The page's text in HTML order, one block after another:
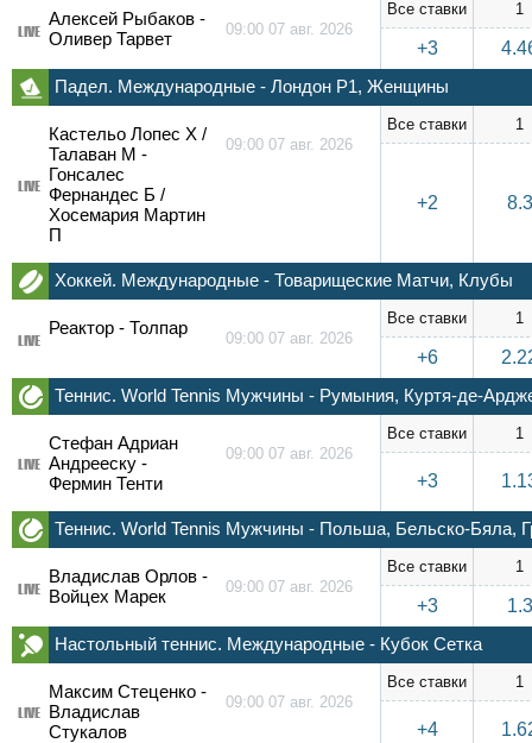
Алексей Рыбаков -
Оливер Тарвет
09:00 07 авг. 2026
LIVE
Все ставки 1
+3
Падел. Международные - Лондон P1, Женщины
Кастельо Лопес Х /
Талаван М -
Гонсалес
Фернандес Б /
Хосемария Мартин
П
09:00 07 авг. 2026
LIVE
Все ставки 1
+2 8.3
Хоккей. Международные - Товарищеские Матчи, Клубы
Реактор - Толпар
09:00 07 авг. 2026
LIVE
Все ставки 1
+6
Теннис. World Tennis Мужчины - Румыния, Куртя-де-
Стефан Адриан
Андрееску -
Фермин Тенти
09:00 07 авг. 2026
LIVE
Все ставки 1
+3
Теннис. World Tennis Мужчины - Польша, Бельско-Бяла,
Владислав Орлов -
Войцех Марек
09:00 07 авг. 2026
LIVE
Все ставки 1
+3
1.3
Настольный теннис. Международные - Кубок Сетка
Максим Стеценко -
Владислав
Стукалов
09:00 07 авг. 2026
LIVE
Все ставки 1
+4